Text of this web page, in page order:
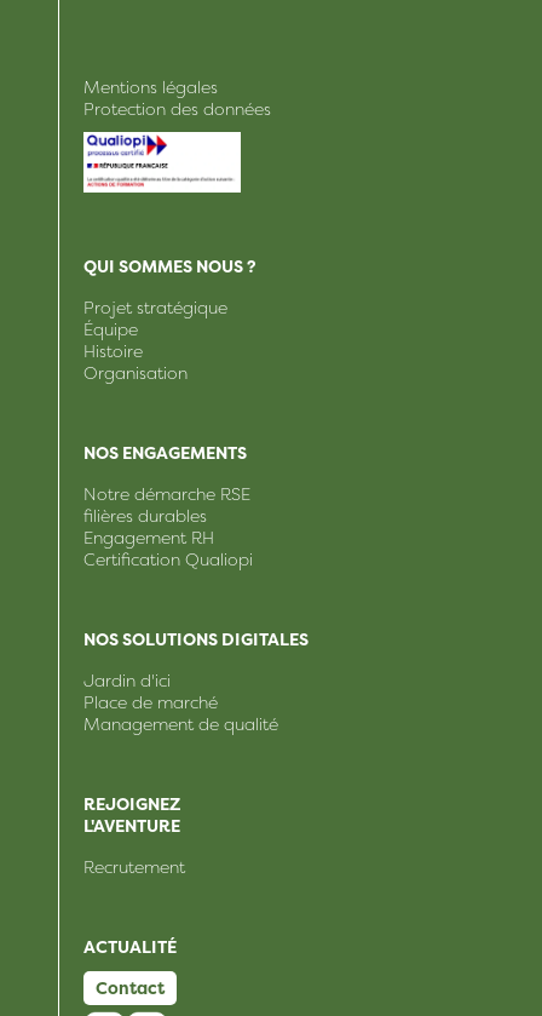
Mentions légales
Protection des données
QUI SOMMES NOUS ?
Projet stratégique
Équipe
Histoire
Organisation
NOS ENGAGEMENTS
Notre démarche RSE
filières durables
Engagement RH
Certification Qualiopi
NOS SOLUTIONS DIGITALES
Jardin d'ici
Place de marché
Management de qualité
REJOIGNEZ
L'AVENTURE
Recrutement
ACTUALITÉ
Contact